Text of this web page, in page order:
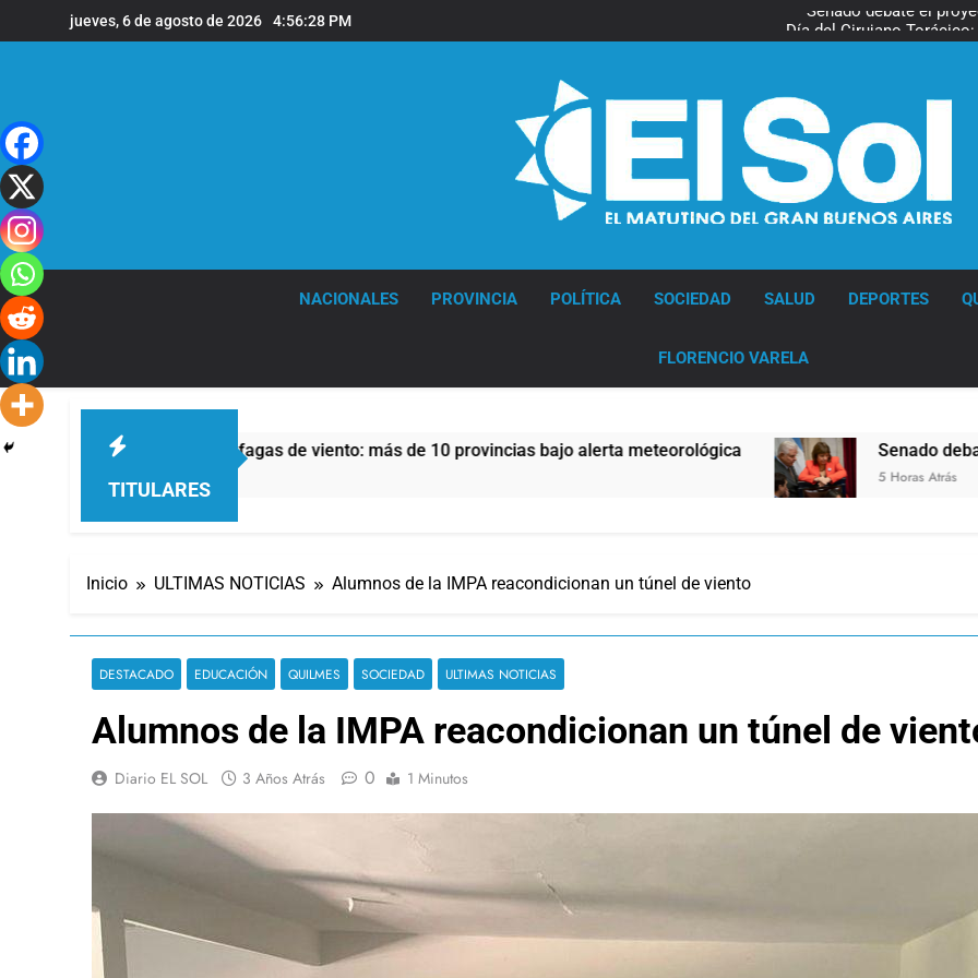
al
jueves, 6 de agosto de 2026 4:56:29 PM
Día del Cirujano
Marcha al Congreso:
Día del Cirujano
NACIONALES PROVINCIA POLÍTICA SOCIEDAD SALUD DEPORTES
FLORENCIO VARELA
TITULARES
y fuertes ráfagas de viento: más de 10 provincias bajo alerta meteorológica Senado debate el
5 Horas Atrás
Inicio ULTIMAS NOTICIAS Alumnos de la IMPA reacondicionan un túnel de viento
DESTACADO EDUCACIÓN QUILMES SOCIEDAD ULTIMAS NOTICIAS
Alumnos de la IMPA reacondicionan un túnel de
Diario EL SOL 3 Años Atrás 0 1 Minutos